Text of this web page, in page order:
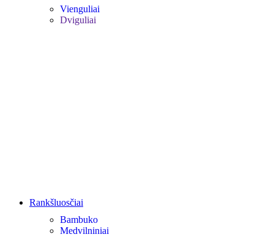
Vienguliai
Dviguliai
Rankšluosčiai
Bambuko
Medvilniniai